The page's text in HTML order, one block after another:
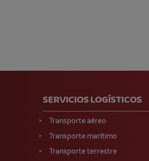
SERVICIOS LOGÍSTICOS
Transporte aéreo
Transporte marítimo
Transporte terrestre